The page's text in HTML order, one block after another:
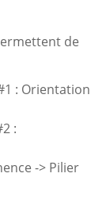
de
: Orientation
:
-> Pilier